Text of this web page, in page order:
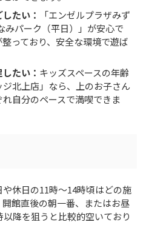
たい：
「エンゼルプラザみず
みパーク（平日）」が安心で
っており、安全な環境で遊ば
たい： キッズスペースの年齢
北上店」なら、上のお子さん
自分のペースで満喫できま
や休日の11時〜14時頃はどの施
館直後の朝一番、またはお昼
降を狙うと比較的空いており